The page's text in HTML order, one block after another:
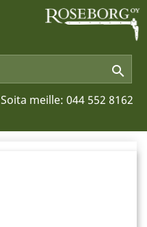

Soita meille: 044 552 8162